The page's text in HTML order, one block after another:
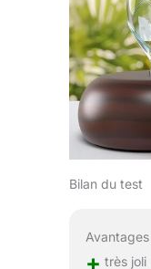
Bilan du test
Avantages
+ très joli